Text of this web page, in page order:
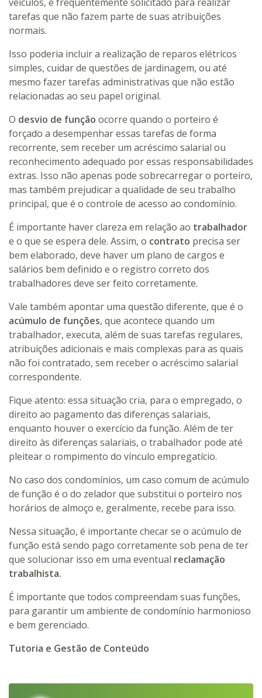
tarefas que não fazem parte de suas atribuições
normais.
Isso poderia incluir a realização de reparos elétricos
simples, cuidar de questões de jardinagem, ou até
mesmo fazer tarefas administrativas que não estão
relacionadas ao seu papel original.
O desvio de função ocorre quando o porteiro é
forçado a desempenhar essas tarefas de forma
recorrente, sem receber um acréscimo salarial ou
reconhecimento adequado por essas responsabilidades
extras. Isso não apenas pode sobrecarregar o porteiro,
mas também prejudicar a qualidade de seu trabalho
principal, que é o controle de acesso ao condomínio.
É importante haver clareza em relação ao trabalhador
e o que se espera dele. Assim, o contrato precisa ser
bem elaborado, deve haver um plano de cargos e
salários bem definido e o registro correto dos
trabalhadores deve ser feito corretamente.
Vale também apontar uma questão diferente, que é o
acúmulo de funções, que acontece quando um
trabalhador, executa, além de suas tarefas regulares,
atribuições adicionais e mais complexas para as quais
não foi contratado, sem receber o acréscimo salarial
correspondente.
Fique atento: essa situação cria, para o empregado, o
direito ao pagamento das diferenças salariais,
enquanto houver o exercício da função. Além de ter
direito às diferenças salariais, o trabalhador pode até
pleitear o rompimento do vínculo empregatício.
No caso dos condomínios, um caso comum de acúmulo
de função é o do zelador que substitui o porteiro nos
horários de almoço e, geralmente, recebe para isso.
Nessa situação, é importante checar se o acúmulo de
função está sendo pago corretamente sob pena de ter
que solucionar isso em uma eventual reclamação
trabalhista.
É importante que todos compreendam suas funções,
para garantir um ambiente de condomínio harmonioso
e bem gerenciado.
Tutoria e Gestão de Conteúdo